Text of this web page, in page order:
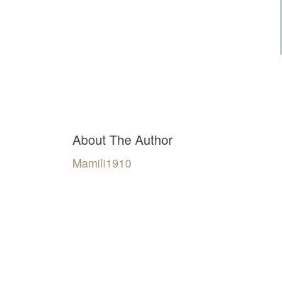
About The Author
Mamili1910